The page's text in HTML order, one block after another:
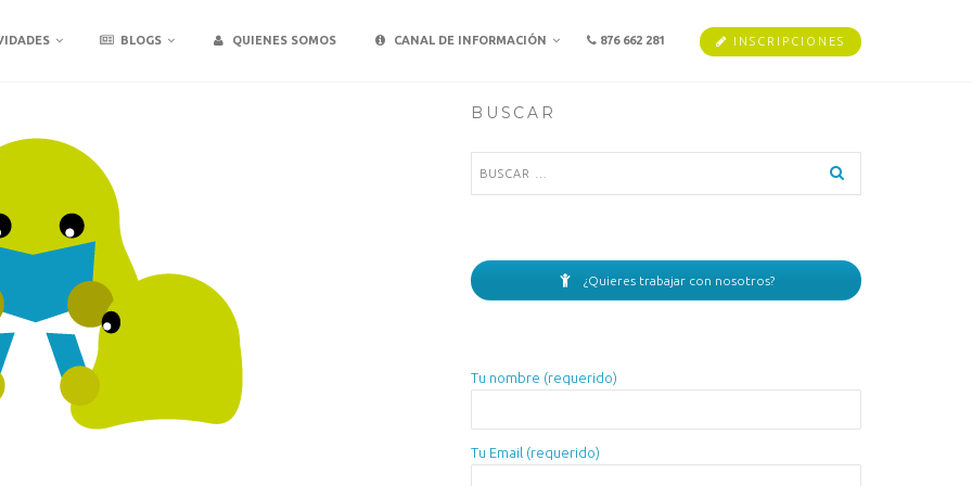
BLOGS QUIENES SOMOS CANAL DE INFORMACIÓN 876 662 281 INSCRIPCIONES
BUSCAR
¿Quieres trabajar con nosotros?
Tu nombre (requerido)
Tu Email (requerido)